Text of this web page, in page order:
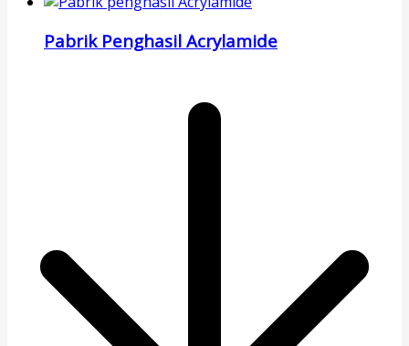
Pabrik Penghasil Acrylamide